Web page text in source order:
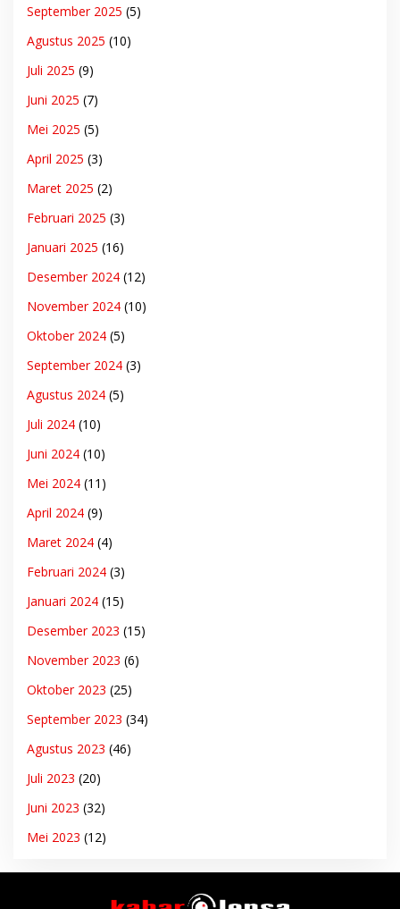
September 2025 (5)
Agustus 2025 (10)
Juli 2025 (9)
Juni 2025 (7)
Mei 2025 (5)
April 2025 (3)
Maret 2025 (2)
Februari 2025 (3)
Januari 2025 (16)
Desember 2024 (12)
November 2024 (10)
Oktober 2024 (5)
September 2024 (3)
Agustus 2024 (5)
Juli 2024 (10)
Juni 2024 (10)
Mei 2024 (11)
April 2024 (9)
Maret 2024 (4)
Februari 2024 (3)
Januari 2024 (15)
Desember 2023 (15)
November 2023 (6)
Oktober 2023 (25)
September 2023 (34)
Agustus 2023 (46)
Juli 2023 (20)
Juni 2023 (32)
Mei 2023 (12)